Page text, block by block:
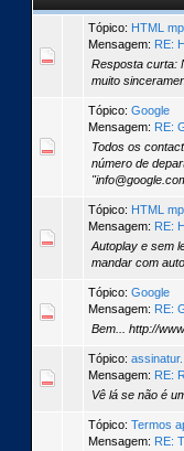
Tópico: HTML
Mensagem: RE:
Resposta curta:
muito
Tópico: Google
Mensagem: RE:
Todos os
número de
Tópico: HTML
Mensagem: RE:
Autoplay e sem
mandar com
Tópico: Google
Mensagem: RE:
Bem... http://
Tópico: assinatur.
Mensagem: RE:
Vê lá se não é
Tópico: Termos
Mensagem: RE: